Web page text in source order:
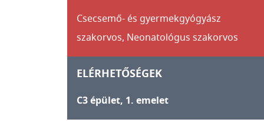
Csecsemő- és gyermekgyógyász
szakorvos, Neonatológus szakorvos
ELÉRHETŐSÉGEK
C3 épület, 1. emelet